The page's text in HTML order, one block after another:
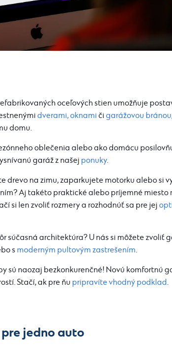
oceľových stien umožňuje
dverami,oknami či garážovou bránou
domu.
oblečenia alebo ako domácu
garáž z našej ponuky.
drevo na zimu, zaparkujete motorku alebo si
Aj takéto praktické alebo príjemné miesto
si len zvoliť rozmery a rozhodnúť sa pre jej
súčasná architektúra? U nás si môžete zvoliť
s moderným pultovým zastrešením.
sú naozaj bezkonkurenčné! Novú komfortnú
Stačí, ak pre ňu pripravíte vhodný podklad.
jedno auto